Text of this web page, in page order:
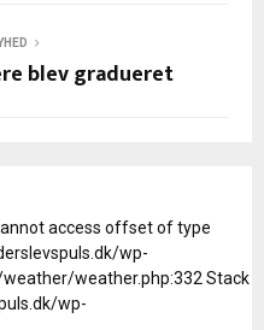
blev gradueret
access offset of type
wp-
weather.php:332 Stack
wp-